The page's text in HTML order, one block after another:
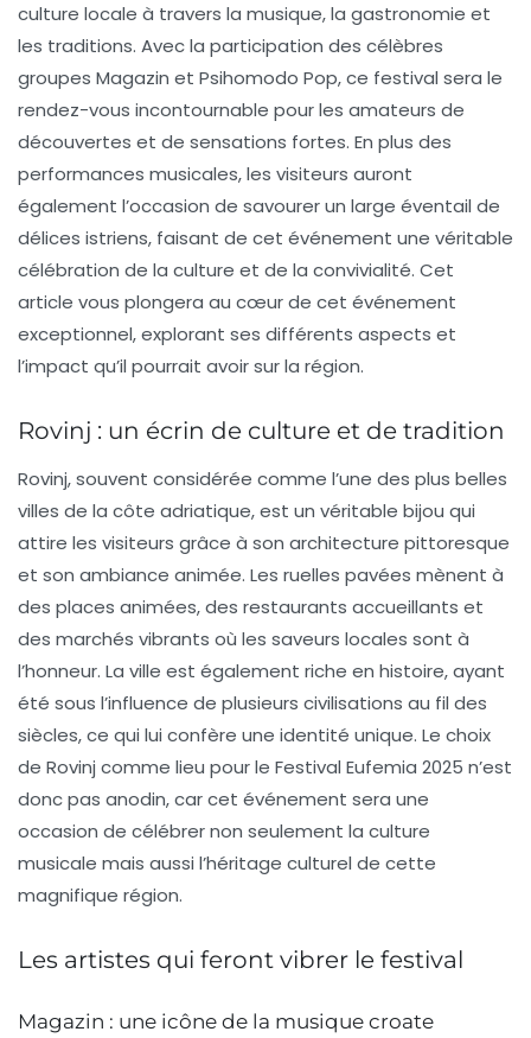
culture locale à travers la musique, la gastronomie et
les traditions. Avec la participation des célèbres
groupes Magazin et Psihomodo Pop, ce festival sera le
rendez-vous incontournable pour les amateurs de
découvertes et de sensations fortes. En plus des
performances musicales, les visiteurs auront
également l’occasion de savourer un large éventail de
délices istriens, faisant de cet événement une véritable
célébration de la culture et de la convivialité. Cet
article vous plongera au cœur de cet événement
exceptionnel, explorant ses différents aspects et
l’impact qu’il pourrait avoir sur la région.
Rovinj : un écrin de culture et de tradition
Rovinj, souvent considérée comme l’une des plus belles
villes de la côte adriatique, est un véritable bijou qui
attire les visiteurs grâce à son architecture pittoresque
et son ambiance animée. Les ruelles pavées mènent à
des places animées, des restaurants accueillants et
des marchés vibrants où les saveurs locales sont à
l’honneur. La ville est également riche en histoire, ayant
été sous l’influence de plusieurs civilisations au fil des
siècles, ce qui lui confère une identité unique. Le choix
de Rovinj comme lieu pour le Festival Eufemia 2025 n’est
donc pas anodin, car cet événement sera une
occasion de célébrer non seulement la culture
musicale mais aussi l’héritage culturel de cette
magnifique région.
Les artistes qui feront vibrer le festival
Magazin : une icône de la musique croate